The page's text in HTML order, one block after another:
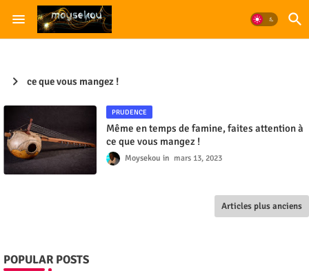
ce que vous mangez !
PRUDENCE
Même en temps de famine, faites attention à
ce que vous mangez !
Moysekou mars 13, 2023
Articles plus anciens
POPULAR POSTS